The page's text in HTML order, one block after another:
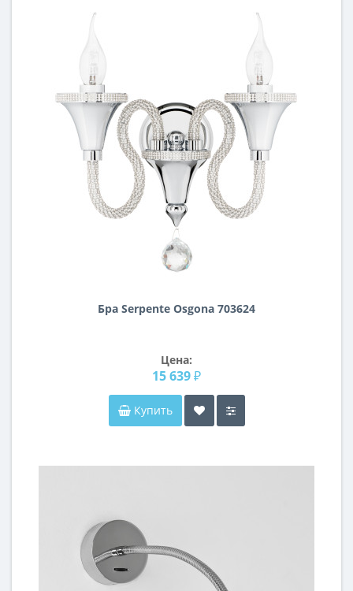
Бра Serpente Osgona 703624
Цена:
15 639 ₽
Купить